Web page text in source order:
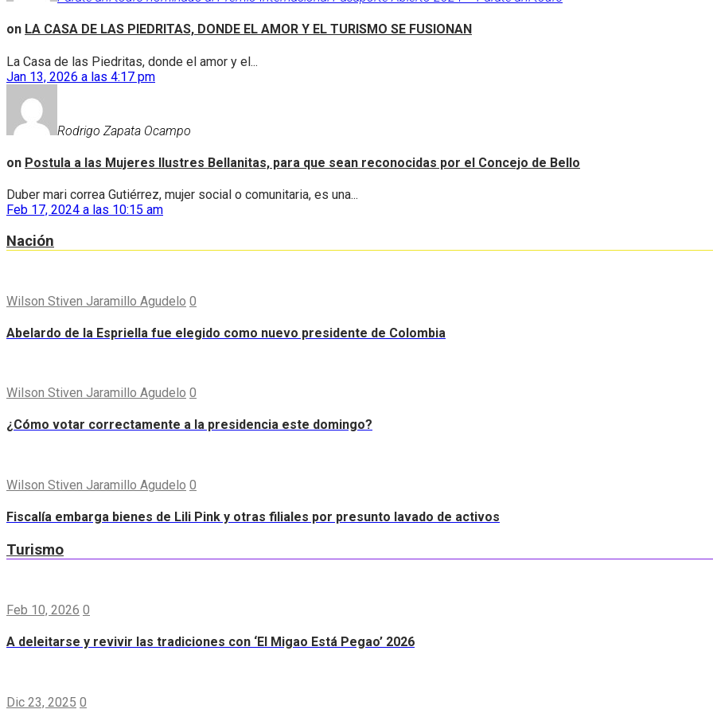
on LA CASA DE LAS PIEDRITAS, DONDE EL AMOR Y EL TURISMO SE FUSIONAN
La Casa de las Piedritas, donde el amor y el...
Jan 13, 2026 a las 4:17 pm
Rodrigo Zapata Ocampo
on Postula a las Mujeres Ilustres Bellanitas, para que sean reconocidas por el Concejo de Bello
Duber mari correa Gutiérrez, mujer social o comunitaria, es una...
Feb 17, 2024 a las 10:15 am
Nación
Wilson Stiven Jaramillo Agudelo 0
Abelardo de la Espriella fue elegido como nuevo presidente de Colombia
Wilson Stiven Jaramillo Agudelo 0
¿Cómo votar correctamente a la presidencia este domingo?
Wilson Stiven Jaramillo Agudelo 0
Fiscalía embarga bienes de Lili Pink y otras filiales por presunto lavado de activos
Turismo
Feb 10, 2026 0
A deleitarse y revivir las tradiciones con ‘El Migao Está Pegao’ 2026
Dic 23, 2025 0